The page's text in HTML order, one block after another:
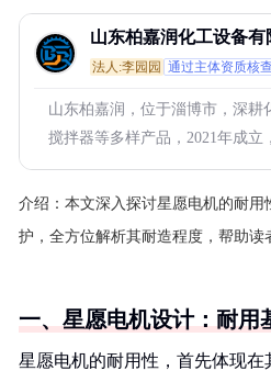
山东柏嘉润化工设备有
法人:李园园 通过主体资质核查
山东柏嘉润，位于淄博市，深耕
搅拌器等多样产品，2021年成立
介绍： 本文深入探讨星愿电机的耐
护，全方位解析其耐造程度，帮助读
一、星愿电机设计：耐用
星愿电机的耐用性，首先体现